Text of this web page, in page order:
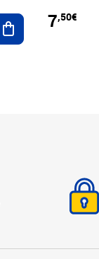
Ajouter au panier
7,50€